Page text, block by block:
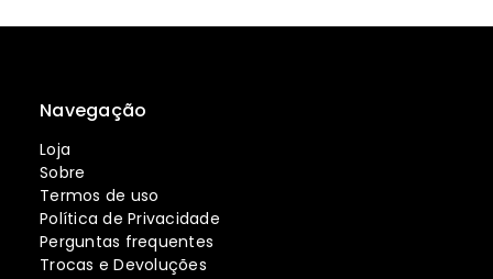
Navegação
Loja
Sobre
Termos de uso
Política de Privacidade
Perguntas frequentes
Trocas e Devoluções